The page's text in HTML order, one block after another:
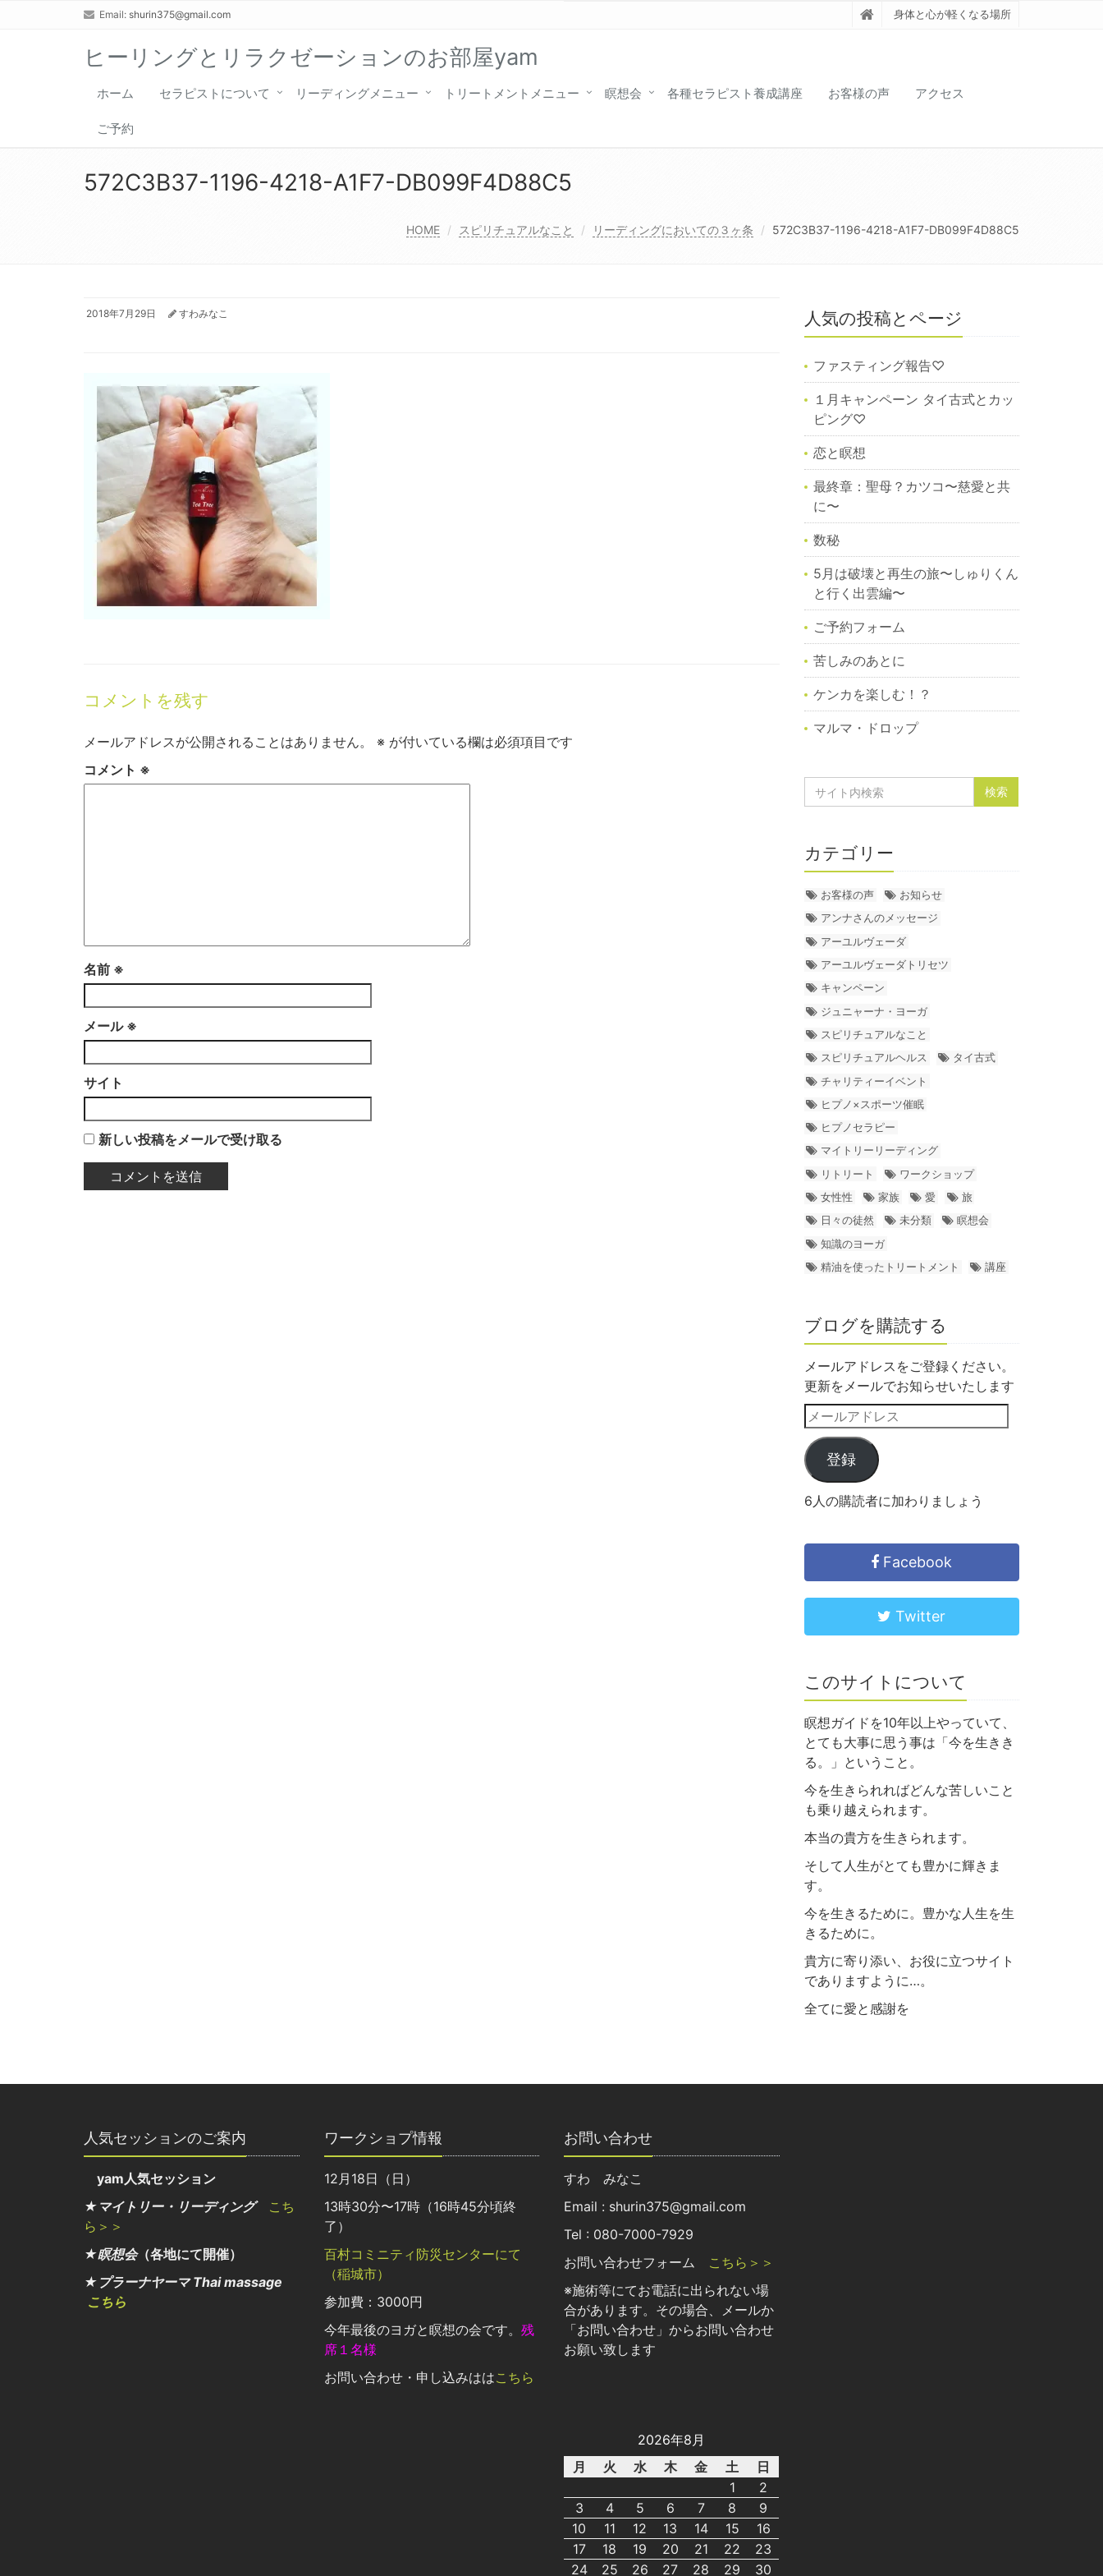
Email: shurin375@gmail.com 身体と心が軽くなる場所
ヒーリングとリラクゼーションのお部屋yam
ホーム セラピストについて リーディングメニュー トリートメントメニュー 瞑想会 各種セラピスト養成講座 お客様の声 アクセス
ご予約
572C3B37-1196-4218-A1F7-DB099F4D88C5
HOME スピリチュアルなこと リーディングにおいての３ヶ条 572C3B37-1196-4218-A1F7-DB099F4D88C5
2018年7月29日 すわみなこ
コメントを残す
メールアドレスが公開されることはありません。 ※ が付いている欄は必須項目です
コメント ※
名前 ※
メール ※
サイト
新しい投稿をメールで受け取る
人気の投稿とページ
ファスティング報告♡
１月キャンペーン タイ古式とカッ
ピング♡
恋と瞑想
最終章：聖母？カツコ〜慈愛と共
に〜
数秘
5月は破壊と再生の旅〜しゅりくん
と行く出雲編〜
ご予約フォーム
苦しみのあとに
ケンカを楽しむ！？
マルマ・ドロップ
カテゴリー
お客様の声
お知らせ
アンナさんのメッセージ
アーユルヴェーダ
アーユルヴェーダトリセツ
キャンペーン
ジュニャーナ・ヨーガ
スピリチュアルなこと
スピリチュアルヘルス
タイ古式
チャリティーイベント
ヒプノ×スポーツ催眠
ヒプノセラピー
マイトリーリーディング
リトリート
ワークショップ
女性性
家族 愛
旅
日々の徒然
未分類
瞑想会
知識のヨーガ
精油を使ったトリートメント
講座
ブログを購読する
メールアドレスをご登録ください。
更新をメールでお知らせいたします
登録
6人の購読者に加わりましょう
Facebook
Twitter
このサイトについて
瞑想ガイドを10年以上やっていて、
とても大事に思う事は「今を生きき
る。」ということ。
今を生きられればどんな苦しいこと
も乗り越えられます。
本当の貴方を生きられます。
そして人生がとても豊かに輝きま
す。
今を生きるために。豊かな人生を生
きるために。
貴方に寄り添い、お役に立つサイト
でありますように…。
全てに愛と感謝を
人気セッションのご案内
yam人気セッション
★マイトリー・リーディング
こち
ら＞＞
★瞑想会（各地にて開催）
★プラーナヤーマ Thai massage
こちら
ワークショプ情報
12月18日（日）
13時30分〜17時（16時45分頃終
了）
百村コミニティ防災センターにて
（稲城市）
参加費：3000円
今年最後のヨガと瞑想の会です。 残
席１名様
お問い合わせ・申し込みははこちら
お問い合わせ
すわ みなこ
Email : shurin375@gmail.com
Tel : 080-7000-7929
お問い合わせフォーム こちら＞＞
※施術等にてお電話に出られない場
合があります。その場合、メールか
「お問い合わせ」からお問い合わせ
お願い致します
2026年8月
月
火 水 木 金 土
日
1
2
3
4 5 6 7 8
9
10
11 12 13 14 15
16
17
18 19 20 21 22
23
24
25 26 27 28 29 30